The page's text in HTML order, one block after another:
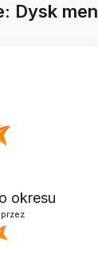
Dysk
okresu